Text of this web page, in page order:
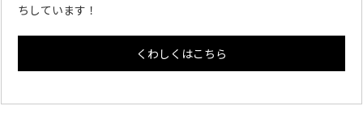
ちしています！
くわしくはこちら